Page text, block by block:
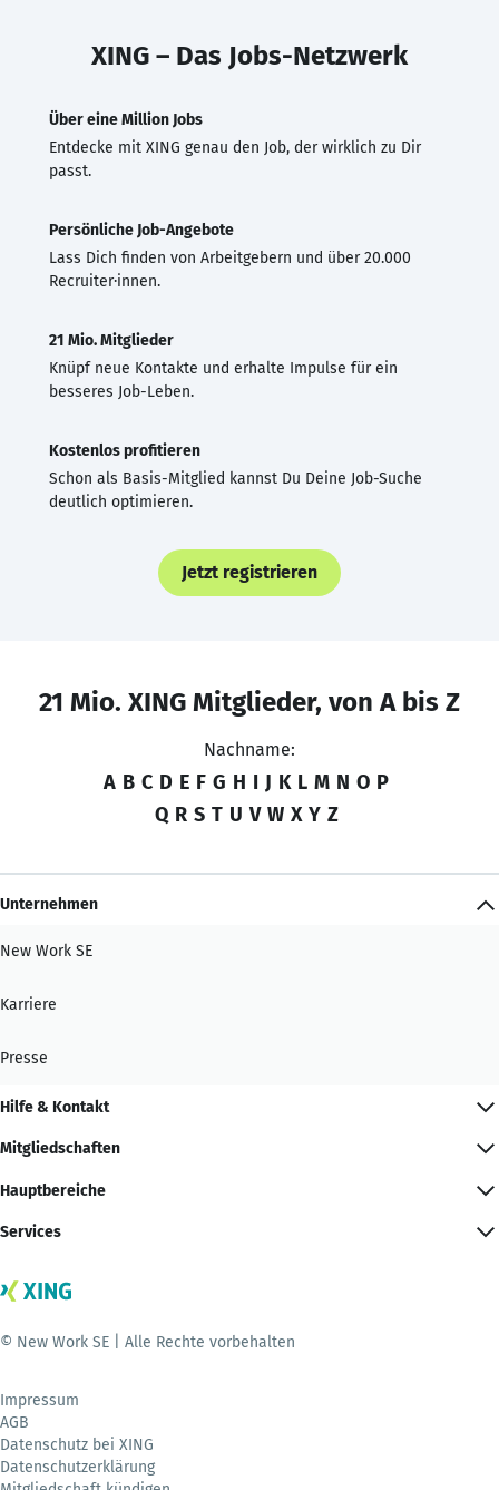
XING – Das Jobs-Netzwerk
Über eine Million Jobs
Entdecke mit XING genau den Job, der wirklich zu Dir
passt.
Persönliche Job-Angebote
Lass Dich finden von Arbeitgebern und über 20.000
Recruiter·innen.
21 Mio. Mitglieder
Knüpf neue Kontakte und erhalte Impulse für ein
besseres Job-Leben.
Kostenlos profitieren
Schon als Basis-Mitglied kannst Du Deine Job-Suche
deutlich optimieren.
Jetzt registrieren
21 Mio. XING Mitglieder, von A bis Z
Nachname:
A B C D E F G H I J K L M N O P
Q R S T U V W X Y Z
Unternehmen
New Work SE
Karriere
Presse
Hilfe & Kontakt
Mitgliedschaften
Hauptbereiche
Services
© New Work SE | Alle Rechte vorbehalten
Impressum
AGB
Datenschutz bei XING
Datenschutzerklärung